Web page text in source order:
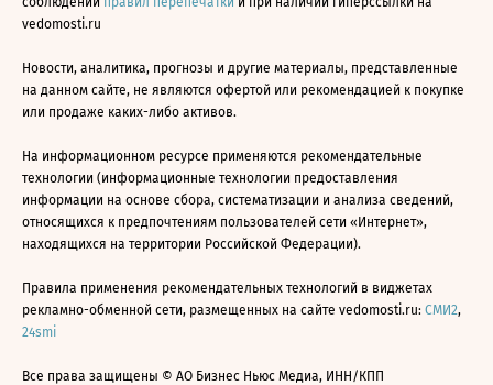
vedomosti.ru
Новости, аналитика, прогнозы и другие материалы, представленные
на данном сайте, не являются офертой или рекомендацией к покупке
или продаже каких-либо активов.
На информационном ресурсе применяются рекомендательные
технологии (информационные технологии предоставления
информации на основе сбора, систематизации и анализа сведений,
относящихся к предпочтениям пользователей сети «Интернет»,
находящихся на территории Российской Федерации).
Правила применения рекомендательных технологий в виджетах
рекламно-обменной сети, размещенных на сайте vedomosti.ru: СМИ2,
24smi
Все права защищены © АО Бизнес Ньюс Медиа, ИНН/КПП